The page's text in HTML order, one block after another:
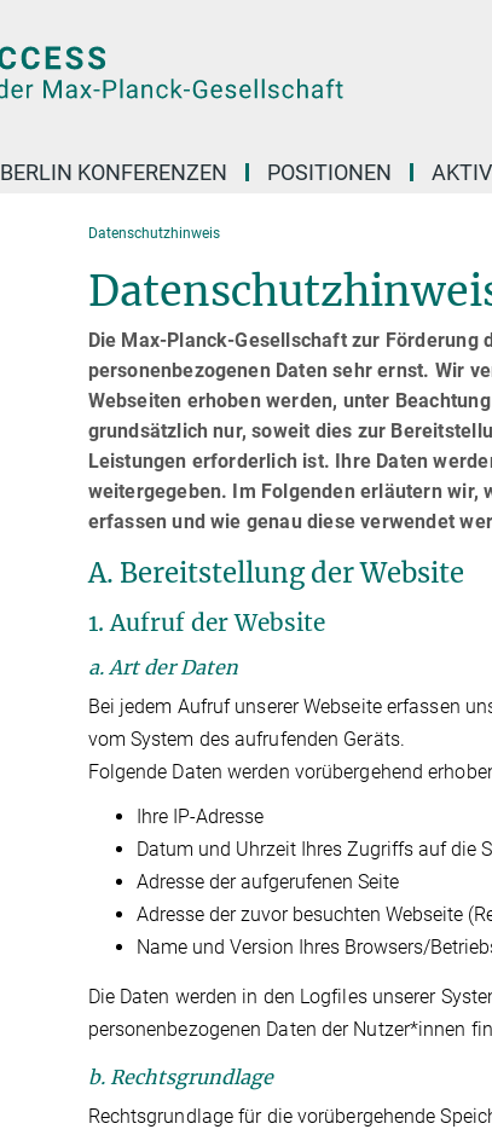
BERLIN KONFERENZEN POSITIONEN
Datenschutzhinweis
Die Max-Planck-Gesellschaft zur Förderung
personenbezogenen Daten sehr ernst. Wir
Webseiten erhoben werden, unter
grundsätzlich nur, soweit dies zur
Leistungen erforderlich ist. Ihre Daten
weitergegeben. Im Folgenden erläutern wir,
erfassen und wie genau diese verwendet
A. Bereitstellung der Website
1. Aufruf der Website
a. Art der Daten
Bei jedem Aufruf unserer Webseite erfassen
vom System des aufrufenden Geräts.
Folgende Daten werden vorübergehend
Ihre IP-Adresse
Datum und Uhrzeit Ihres Zugriffs auf die
Adresse der aufgerufenen Seite
Adresse der zuvor besuchten Webseite
Name und Version Ihres Browsers/
Die Daten werden in den Logfiles unserer
personenbezogenen Daten der Nutzer*innen
b. Rechtsgrundlage
Rechtsgrundlage für die vorübergehende